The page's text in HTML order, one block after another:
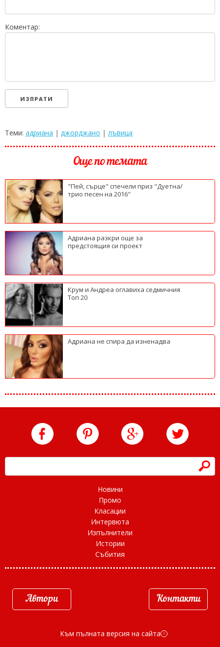
Коментар:
Теми: адриана | джорджано | лъвица
Още по темата
"Пей, сърце" спечели приз "Дуетна/
трио песен на 2016"
Адриана разкри още за
предстоящия си проект
Крум и Андреа оглавиха седмичния
Топ 20
Адриана не спира да изненадва
h
Новини
Промо
Класации
Интервюта
Изпълнители
Истории
Събития
Автори Контакти
Към пълната версия на сайта d